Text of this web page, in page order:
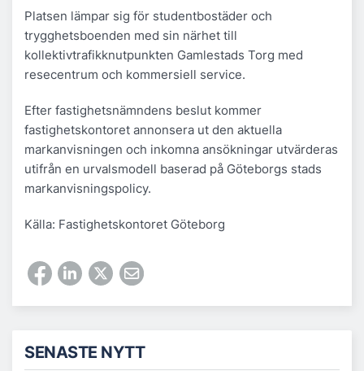
Platsen lämpar sig för studentbostäder och
trygghetsboenden med sin närhet till
kollektivtrafikknutpunkten Gamlestads Torg med
resecentrum och kommersiell service.
Efter fastighetsnämndens beslut kommer
fastighetskontoret annonsera ut den aktuella
markanvisningen och inkomna ansökningar utvärderas
utifrån en urvalsmodell baserad på Göteborgs stads
markanvisningspolicy.
Källa: Fastighetskontoret Göteborg
SENASTE NYTT